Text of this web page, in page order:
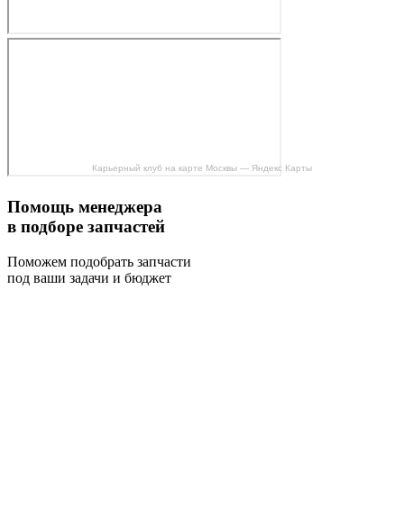
Карьерный клуб на карте Москвы — Яндекс Карты
Помощь менеджера
в подборе запчастей
Поможем подобрать запчасти
под ваши задачи и бюджет